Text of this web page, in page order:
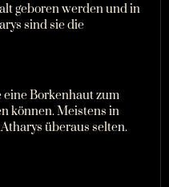
geboren werden und in
sind sie die
Borkenhaut zum
können. Meistens in
überaus selten.